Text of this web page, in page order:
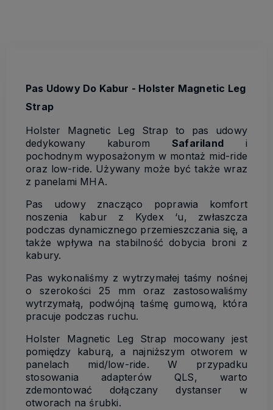
Pas Udowy Do Kabur - Holster Magnetic Leg
Strap
Holster Magnetic Leg Strap to pas udowy
dedykowany kaburom Safariland i
pochodnym wyposażonym w montaż mid-ride
oraz low-ride. Używany może być także wraz
z panelami MHA.
Pas udowy znacząco poprawia komfort
noszenia kabur z Kydex ‘u, zwłaszcza
podczas dynamicznego przemieszczania się, a
także wpływa na stabilność dobycia broni z
kabury.
Pas wykonaliśmy z wytrzymałej taśmy nośnej
o szerokości 25 mm oraz zastosowaliśmy
wytrzymałą, podwójną taśmę gumową, która
pracuje podczas ruchu.
Holster Magnetic Leg Strap mocowany jest
pomiędzy kaburą, a najniższym otworem w
panelach mid/low-ride. W przypadku
stosowania adapterów QLS, warto
zdemontować dołączany dystanser w
otworach na śrubki.